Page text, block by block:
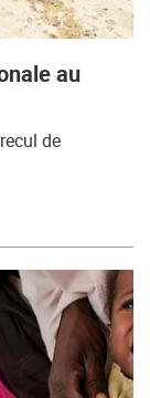
au
de